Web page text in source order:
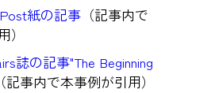
紙の記事 （記事内で
誌の記事"The Beginning
（記事内で本事例が引用）